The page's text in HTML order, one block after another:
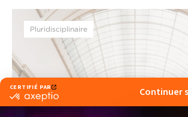
Pluridisciplinaire